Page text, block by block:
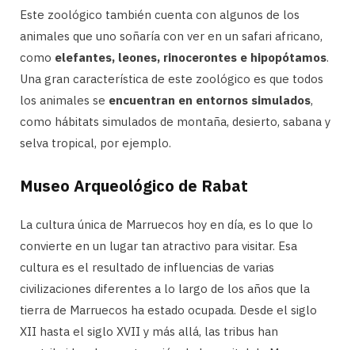
Este zoológico también cuenta con algunos de los
animales que uno soñaría con ver en un safari africano,
como elefantes, leones, rinocerontes e hipopótamos.
Una gran característica de este zoológico es que todos
los animales se encuentran en entornos simulados,
como hábitats simulados de montaña, desierto, sabana y
selva tropical, por ejemplo.
Museo Arqueológico de Rabat
La cultura única de Marruecos hoy en día, es lo que lo
convierte en un lugar tan atractivo para visitar. Esa
cultura es el resultado de influencias de varias
civilizaciones diferentes a lo largo de los años que la
tierra de Marruecos ha estado ocupada. Desde el siglo
XII hasta el siglo XVII y más allá, las tribus han